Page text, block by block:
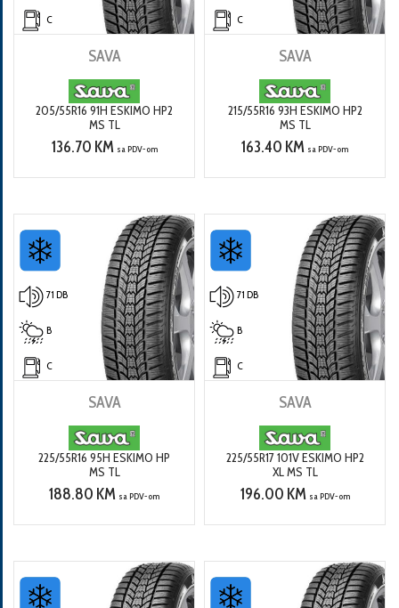
C
SAVA
205/55R16 91H ESKIMO HP2
MS TL
136.70 KM sa PDV-om
C
SAVA
215/55R16 93H ESKIMO HP2
MS TL
163.40 KM sa PDV-om
71 DB
B
C
SAVA
225/55R16 95H ESKIMO HP
MS TL
188.80 KM sa PDV-om
71 DB
B
C
SAVA
225/55R17 101V ESKIMO HP2
XL MS TL
196.00 KM sa PDV-om